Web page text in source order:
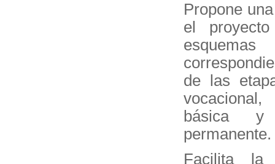
Propone
el
de las
básica y
permanente.
Facilita la